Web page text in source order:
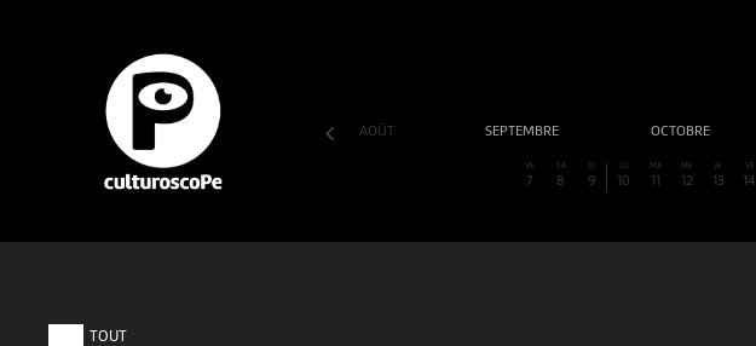
AOÛT SEPTEMBRE OCTOBRE
VE
7
SA
8
DI
9
LU
10
MA
11
ME
12
JE
13
VE
14
TOUT